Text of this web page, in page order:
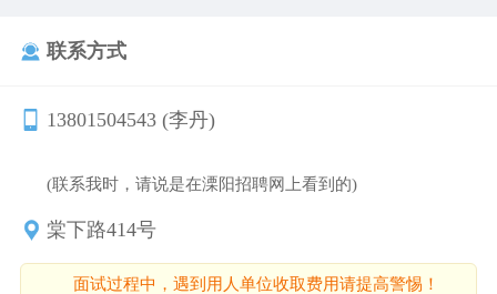
联系方式
13801504543 (李丹)
(联系我时，请说是在溧阳招聘网上看到的)
棠下路414号
面试过程中，遇到用人单位收取费用请提高警惕！